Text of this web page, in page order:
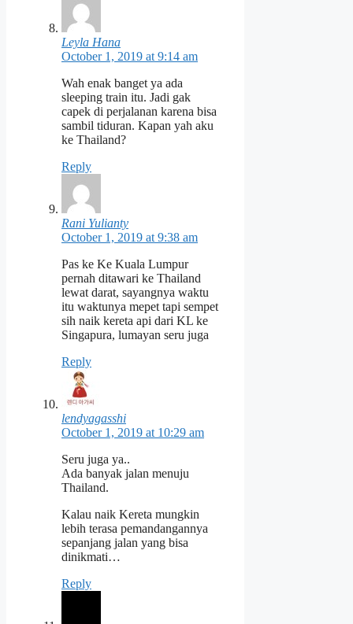
Leyla Hana
October 1, 2019 at 9:14 am
Wah enak banget ya ada
sleeping train itu. Jadi gak
capek di perjalanan karena bisa
sambil tiduran. Kapan yah aku
ke Thailand?
Reply
Rani Yulianty
October 1, 2019 at 9:38 am
Pas ke Ke Kuala Lumpur
pernah ditawari ke Thailand
lewat darat, sayangnya waktu
itu waktunya mepet tapi sempet
sih naik kereta api dari KL ke
Singapura, lumayan seru juga
Reply
lendyagasshi
October 1, 2019 at 10:29 am
Seru juga ya..
Ada banyak jalan menuju
Thailand.
Kalau naik Kereta mungkin
lebih terasa pemandangannya
sepanjang jalan yang bisa
dinikmati…
Reply